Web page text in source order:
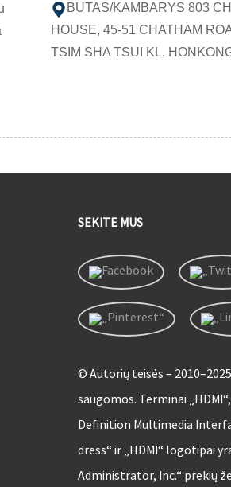
BUTAS/KAMBARYS 803
HOUSE, 45-51 CHATHAM
TSIM SHA TSUI KL,
SEKITE MUS
© Autorių teisės –
saugomos. Terminai
Definition Multimedia
dress“ ir „HDMI“ logotipai
Administrator, Inc.“ prekių